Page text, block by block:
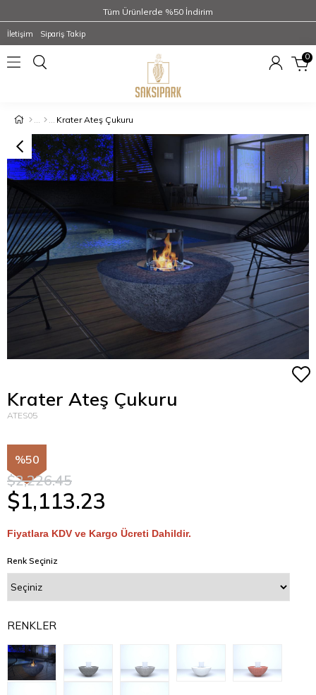
Tüm Ürünlerde %50 İndirim
İletişim Sipariş Takip
0
Krater Ateş Çukuru
Krater Ateş Çukuru
ATES05
50
$2,226.45
$1,113.23
Fiyatlara KDV ve Kargo Ücreti Dahildir.
Renk Seçiniz
RENKLER